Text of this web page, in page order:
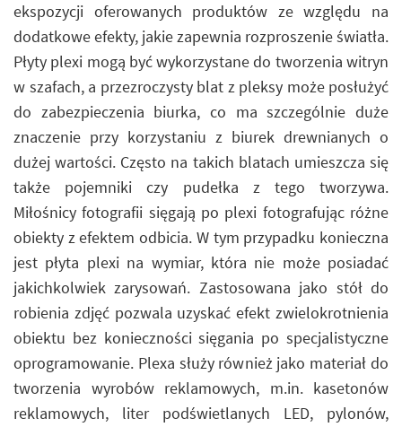
ekspozycji oferowanych produktów ze względu na
dodatkowe efekty, jakie zapewnia rozproszenie światła.
Płyty plexi mogą być wykorzystane do tworzenia witryn
w szafach, a przezroczysty blat z pleksy może posłużyć
do zabezpieczenia biurka, co ma szczególnie duże
znaczenie przy korzystaniu z biurek drewnianych o
dużej wartości. Często na takich blatach umieszcza się
także pojemniki czy pudełka z tego tworzywa.
Miłośnicy fotografii sięgają po plexi fotografując różne
obiekty z efektem odbicia. W tym przypadku konieczna
jest płyta plexi na wymiar, która nie może posiadać
jakichkolwiek zarysowań. Zastosowana jako stół do
robienia zdjęć pozwala uzyskać efekt zwielokrotnienia
obiektu bez konieczności sięgania po specjalistyczne
oprogramowanie. Plexa służy również jako materiał do
tworzenia wyrobów reklamowych, m.in. kasetonów
reklamowych, liter podświetlanych LED, pylonów,